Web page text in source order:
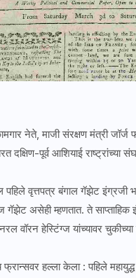
नेते, माजी संरक्षण मंत्री
पूर्व आशियाई राष्ट्रांच्या
वृत्तपत्र बंगाल गॅझेट इंग्रजी
असेही म्हणतात. ते साप्ताहिक
वॉरन हेस्टिंग्ज यांच्यावर चुकीच्या
फ्रान्सवर हल्ला केला : पहिले